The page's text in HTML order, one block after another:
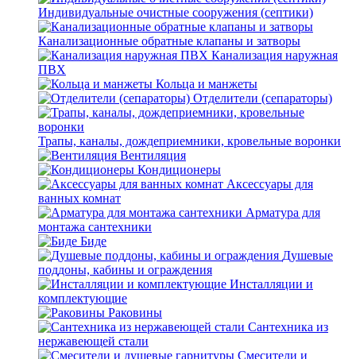
Индивидуальные очистные сооружения (септики)
Канализационные обратные клапаны и затворы
Канализация наружная
ПВХ
Кольца и манжеты
Отделители (сепараторы)
Трапы, каналы, дождеприемники, кровельные воронки
Вентиляция
Кондиционеры
Аксессуары для
ванных комнат
Арматура для
монтажа сантехники
Биде
Душевые
поддоны, кабины и ограждения
Инсталляции и
комплектующие
Раковины
Сантехника из
нержавеющей стали
Смесители и